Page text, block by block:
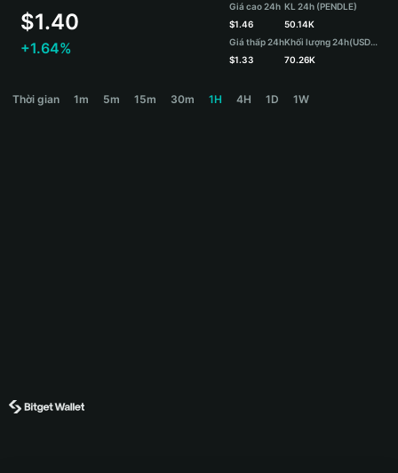
Español
Português (Brasil)
$1.40
+1.64%
Giá cao 24h
$1.46
Giá thấp 24h
$1.33
KL 24h (PENDLE)
50.14K
Khối lượng 24h(USDT)
70.26K
Thời gian 1m 5m 15m 30m 1H 4H 1D 1W